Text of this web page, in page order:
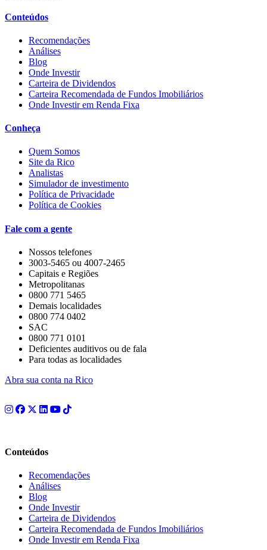
Conteúdos
Recomendações
Análises
Blog
Onde Investir
Carteira de Dividendos
Carteira Recomendada de Fundos Imobiliários
Onde Investir em Renda Fixa
Conheça
Quem Somos
Site da Rico
Analistas
Simulador de investimento
Política de Privacidade
Política de Cookies
Fale com a gente
Nossos telefones
3003-5465 ou 4007-2465
Capitais e Regiões
Metropolitanas
0800 771 5465
Demais localidades
0800 774 0402
SAC
0800 771 0101
Deficientes auditivos ou de fala
Para todas as localidades
Abra sua conta na Rico
Conteúdos
Recomendações
Análises
Blog
Onde Investir
Carteira de Dividendos
Carteira Recomendada de Fundos Imobiliários
Onde Investir em Renda Fixa